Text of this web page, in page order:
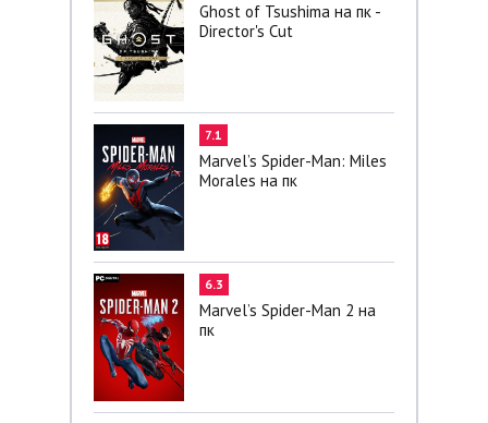
Ghost of Tsushima на пк -
Director's Cut
7.1
Marvel’s Spider-Man: Miles
Morales на пк
6.3
Marvel’s Spider-Man 2 на
пк